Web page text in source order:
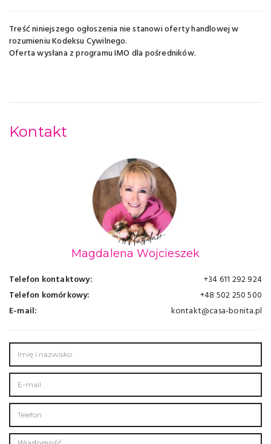
Treść niniejszego ogłoszenia nie stanowi oferty handlowej w
rozumieniu Kodeksu Cywilnego.
Oferta wysłana zprogramu IMO dla pośredników.
Kontakt
Magdalena Wojcieszek
Telefon kontaktowy:
+34 611 292 924
Telefon komórkowy:
+48 502 250 500
E-mail:
kontakt@casa-bonita.pl